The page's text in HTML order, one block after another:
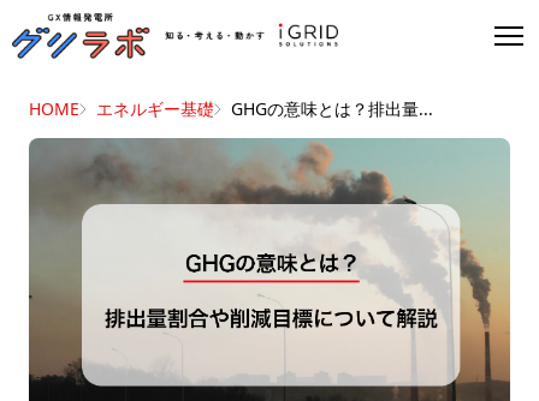
HOME エネルギー基礎 GHGの意味とは？排出量...